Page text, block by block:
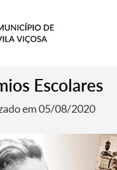
Escolares
em 05/08/2020